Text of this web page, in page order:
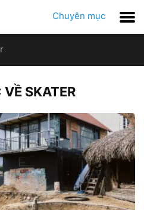
Chuyên mục
SKATER